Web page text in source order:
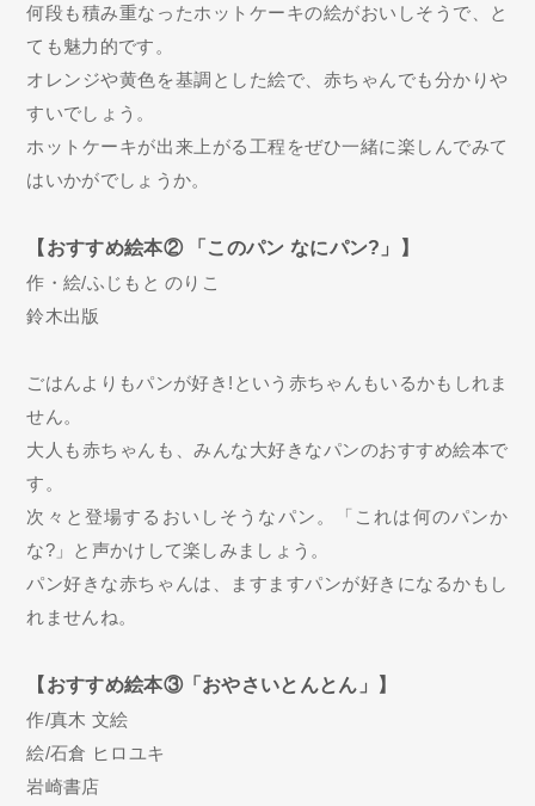
何段も積み重なったホットケーキの絵がおいしそうで、と
ても魅力的です。
オレンジや黄色を基調とした絵で、赤ちゃんでも分かりや
すいでしょう。
ホットケーキが出来上がる工程をぜひ一緒に楽しんでみて
はいかがでしょうか。
【おすすめ絵本② 「このパン なにパン?」】
作・絵/ふじもと のりこ
鈴木出版
ごはんよりもパンが好き!という赤ちゃんもいるかもしれま
せん。
大人も赤ちゃんも、みんな大好きなパンのおすすめ絵本で
す。
次々と登場するおいしそうなパン。「これは何のパンか
な?」と声かけして楽しみましょう。
パン好きな赤ちゃんは、ますますパンが好きになるかもし
れませんね。
【おすすめ絵本③「おやさいとんとん」】
作/真木 文絵
絵/石倉 ヒロユキ
岩崎書店